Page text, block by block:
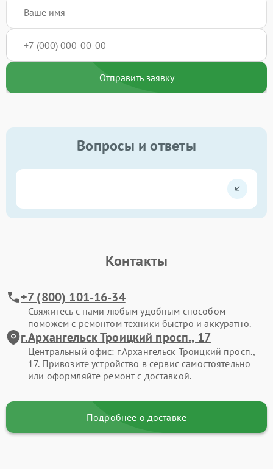
Отправить заявку
Вопросы и ответы
Контакты
+7 (800) 101-16-34
Свяжитесь с нами любым удобным способом —
поможем с ремонтом техники быстро и аккуратно.
г.Архангельск Троицкий просп., 17
Центральный офис: г.Архангельск Троицкий просп.,
17. Привозите устройство в сервис самостоятельно
или оформляйте ремонт с доставкой.
Подробнее о доставке